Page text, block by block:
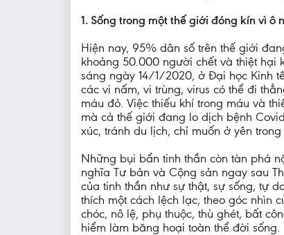
1. Sống trong một thế giới đóng kín vì ô
Hiện nay, 95% dân số trên thế giới
khoảng 50.000 người chết và thiệt hại
sáng ngày 14/1/2020, ở Đại học Kinh
các vi nấm, vi trùng, virus có thể đi
máu đỏ. Việc thiếu khí trong máu và
mà cả thế giới đang lo dịch bệnh
xúc, tránh du lịch, chỉ muốn ở yên
Những bụi bẩn tinh thần còn tàn phá
nghĩa Tư bản và Cộng sản ngay sau
của tinh thần như sự thật, sự sống, tự
thích một cách lệch lạc, theo góc nhìn
chóc, nô lệ, phụ thuộc, thù ghét, bất
hiểm làm băng hoại toàn thể đời sống.